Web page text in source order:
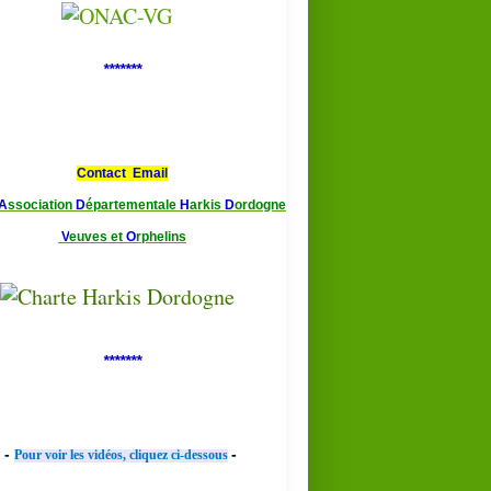
*******
Contact Email
ssociation Départementale Harkis Dordogne
Veuves et Orphelins
*******
- Pour voir les vidéos, cliquez ci-dessous -